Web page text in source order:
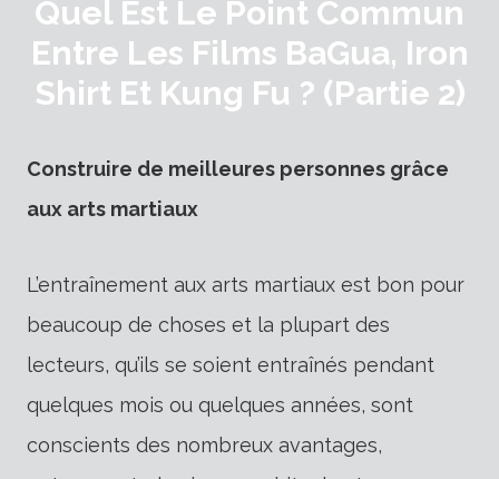
Quel Est Le Point Commun
Entre Les Films BaGua, Iron
Shirt Et Kung Fu ? (Partie 2)
Construire de meilleures personnes grâce
aux arts martiaux
L’entraînement aux arts martiaux est bon pour
beaucoup de choses et la plupart des
lecteurs, qu’ils se soient entraînés pendant
quelques mois ou quelques années, sont
conscients des nombreux avantages,